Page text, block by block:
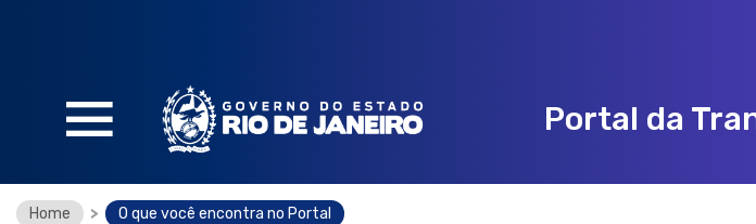
Portal da
SOBRE O PORTAL
Home > O que você encontra no Portal